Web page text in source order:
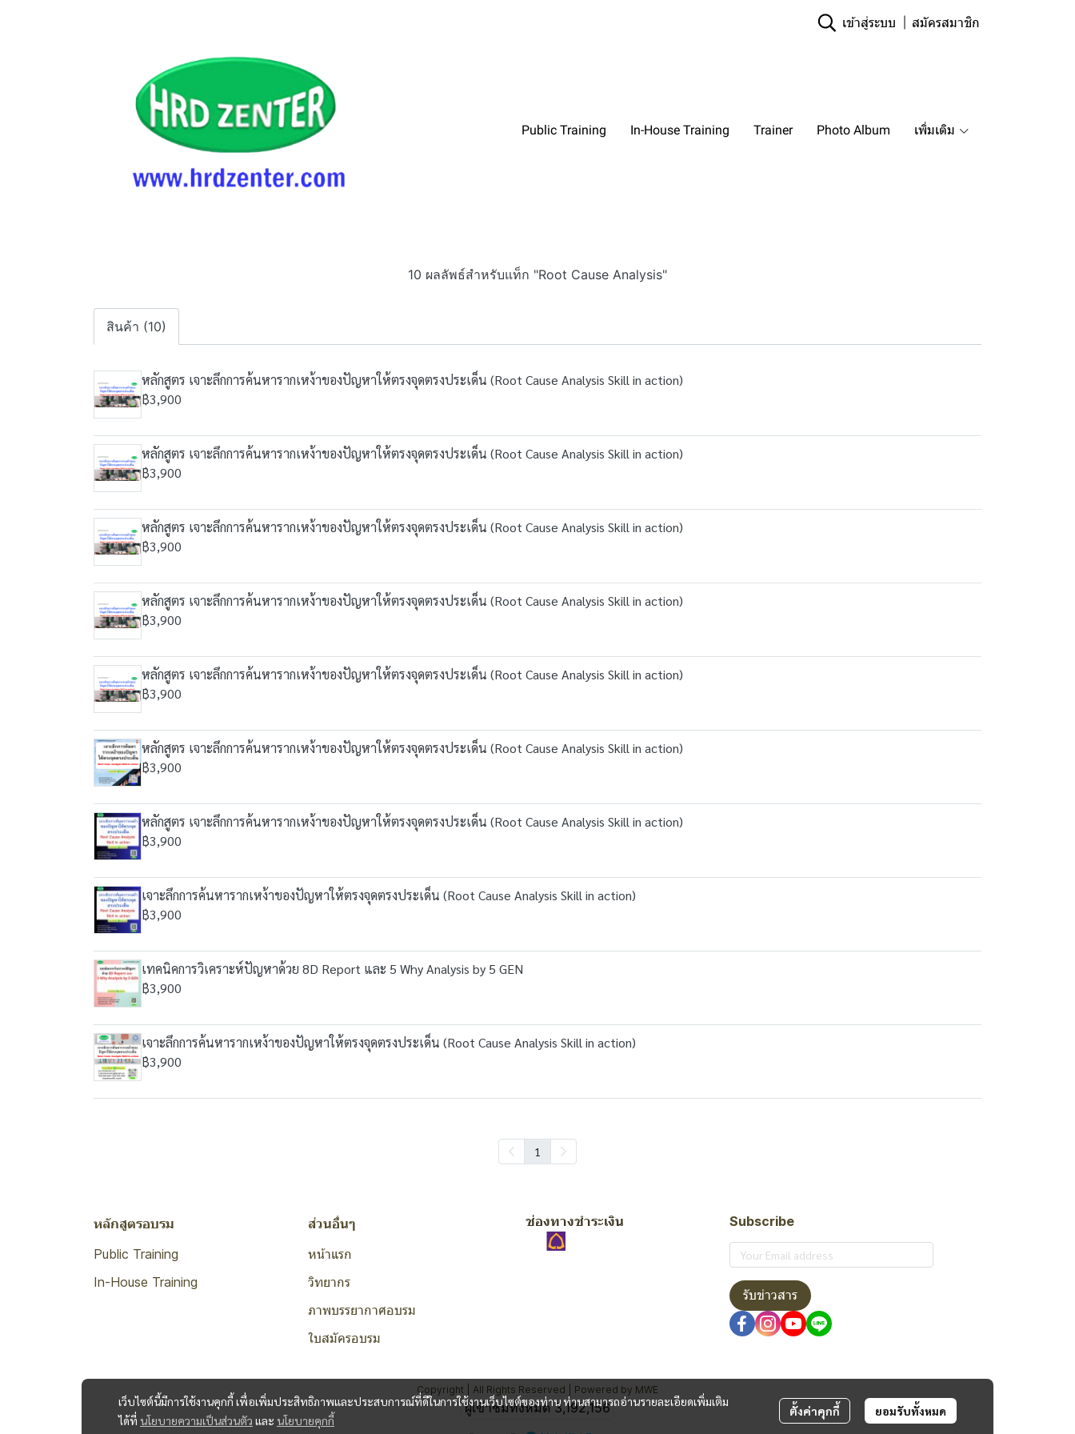
เข้าสู่ระบบ สมัครสมาชิก
Public Training In-House Training Trainer Photo Album เพิ่มเติม
10 ผลลัพธ์สำหรับแท็ก "Root Cause Analysis"
สินค้า (10)
หลักสูตร เจาะลึกการค้นหารากเหง้าของปัญหาให้ตรงจุดตรงประเด็น (Root Cause Analysis Skill in action)
฿3,900
หลักสูตร เจาะลึกการค้นหารากเหง้าของปัญหาให้ตรงจุดตรงประเด็น (Root Cause Analysis Skill in action)
฿3,900
หลักสูตร เจาะลึกการค้นหารากเหง้าของปัญหาให้ตรงจุดตรงประเด็น (Root Cause Analysis Skill in action)
฿3,900
หลักสูตร เจาะลึกการค้นหารากเหง้าของปัญหาให้ตรงจุดตรงประเด็น (Root Cause Analysis Skill in action)
฿3,900
หลักสูตร เจาะลึกการค้นหารากเหง้าของปัญหาให้ตรงจุดตรงประเด็น (Root Cause Analysis Skill in action)
฿3,900
หลักสูตร เจาะลึกการค้นหารากเหง้าของปัญหาให้ตรงจุดตรงประเด็น (Root Cause Analysis Skill in action)
฿3,900
หลักสูตร เจาะลึกการค้นหารากเหง้าของปัญหาให้ตรงจุดตรงประเด็น (Root Cause Analysis Skill in action)
฿3,900
เจาะลึกการค้นหารากเหง้าของปัญหาให้ตรงจุดตรงประเด็น (Root Cause Analysis Skill in action)
฿3,900
เทคนิคการวิเคราะห์ปัญหาด้วย 8D Report และ 5 Why Analysis by 5 GEN
฿3,900
เจาะลึกการค้นหารากเหง้าของปัญหาให้ตรงจุดตรงประเด็น (Root Cause Analysis Skill in action)
฿3,900
1
เว็บไซต์นี้มีการใช้งานคุกกี้ เพื่อเพิ่มประสิทธิภาพและประสบการณ์ที่ดีในการใช้งานเว็บไซต์ของท่าน ท่านสามารถอ่านรายละเอียดเพิ่มเติม
ได้ที่ นโยบายความเป็นส่วนตัว และ นโยบายคุกกี้
ตั้งค่าคุกกี้ ยอมรับทั้งหมด
หลักสูตรอบรม
Public Training
In-House Training
ส่วนอื่นๆ
หน้าแรก
วิทยากร
ภาพบรรยากาศอบรม
ใบสมัครอบรม
ช่องทางชำระเงิน Subscribe
รับข่าวสาร
Copyright | All Rights Reserved | Powered by MWE
ผู้เข้าชมทั้งหมด3,192,156